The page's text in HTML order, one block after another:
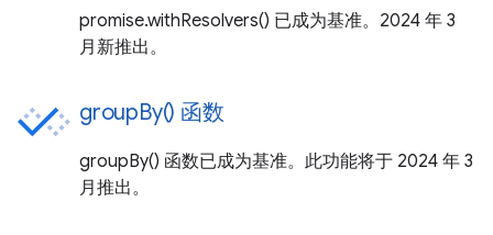
promise.withResolvers() 已成为基准。2024 年 3
月新推出。
groupBy() 函数
groupBy() 函数已成为基准。此功能将于 2024 年 3
月推出。